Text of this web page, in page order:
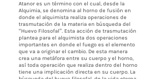
Atanor es un término con el cual, desde la
Alquimia, se denomina al horno de fusión en
donde el alquimista realiza operaciones de
trasmutación de la materia en búsqueda del
“Huevo Filosofal”. Esta acción de trasmutación
plantea para el alquimista dos operaciones
importantes en donde el fuego es el elemento
que va a originar el cambio. De esta manera
crea una metáfora entre su cuerpo y el horno,
así toda operación que realiza dentro del horno
tiene una implicación directa en su cuerpo. La